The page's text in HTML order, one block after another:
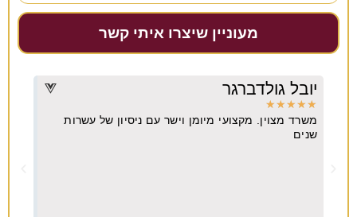
מעוניין שיצרו איתי קשר
יובל גולדברגר
★
★
★
★
★
משרד מצוין. מקצועי מיומן וישר עם ניסיון של עשרות
שנים